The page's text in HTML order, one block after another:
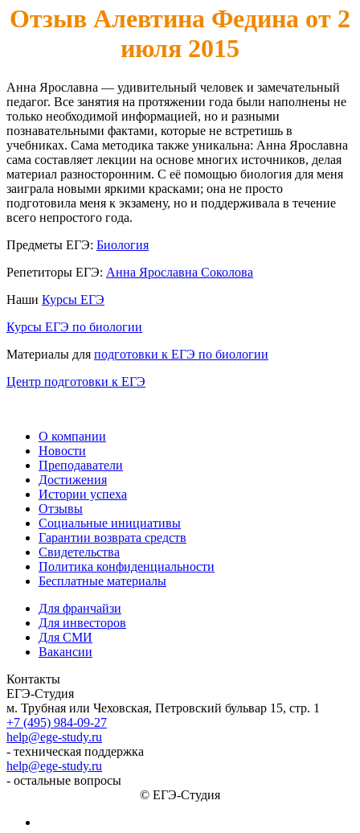
Отзыв Алевтина Федина от 2
июля 2015
Анна Ярославна — удивительный человек и замечательный
педагог. Все занятия на протяжении года были наполнены не
только необходимой информацией, но и разными
познавательными фактами, которые не встретишь в
учебниках. Сама методика также уникальна: Анна Ярославна
сама составляет лекции на основе многих источников, делая
материал разносторонним. С её помощью биология для меня
заиграла новыми яркими красками; она не просто
подготовила меня к экзамену, но и поддерживала в течение
всего непростого года.
Предметы ЕГЭ: Биология
Репетиторы ЕГЭ: Анна Ярославна Соколова
Наши Курсы ЕГЭ
Курсы ЕГЭ по биологии
Материалы для подготовки к ЕГЭ по биологии
Центр подготовки к ЕГЭ
О компании
Новости
Преподаватели
Достижения
Истории успеха
Отзывы
Социальные инициативы
Гарантии возврата средств
Свидетельства
Политика конфиденциальности
Бесплатные материалы
Для франчайзи
Для инвесторов
Для СМИ
Вакансии
Контакты
ЕГЭ-Студия
м. Трубная или Чеховская, Петровский бульвар 15, стр. 1
+7 (495) 984-09-27
help@ege-study.ru
- техническая поддержка
help@ege-study.ru
- остальные вопросы
© ЕГЭ-Студия